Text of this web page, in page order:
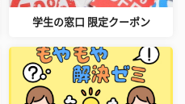
学生の窓口 限定クーポン